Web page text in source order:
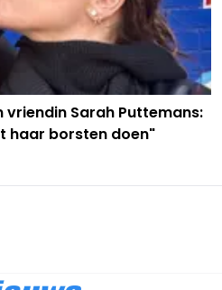
Sarah Puttemans:
haar borsten doen"